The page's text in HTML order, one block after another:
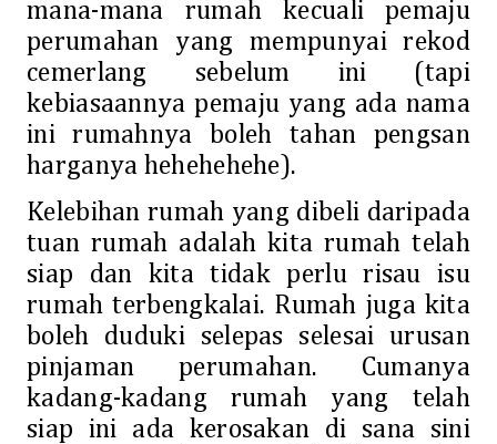
mana-mana rumah kecuali pemaju
perumahan yang mempunyai rekod
cemerlang sebelum ini (tapi
kebiasaannya pemaju yang ada nama
ini rumahnya boleh tahan pengsan
harganya hehehehehe).
Kelebihan rumah yang dibeli daripada
tuan rumah adalah kita rumah telah
siap dan kita tidak perlu risau isu
rumah terbengkalai. Rumah juga kita
boleh duduki selepas selesai urusan
pinjaman perumahan. Cumanya
kadang-kadang rumah yang telah
siap ini ada kerosakan di sana sini